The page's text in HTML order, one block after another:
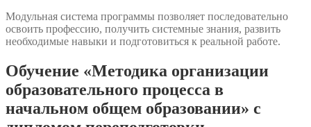
Модульная система программы позволяет последовательно
освоить профессию, получить системные знания, развить
необходимые навыки и подготовиться к реальной работе.
Обучение «Методика организации
образовательного процесса в
начальном общем образовании» с